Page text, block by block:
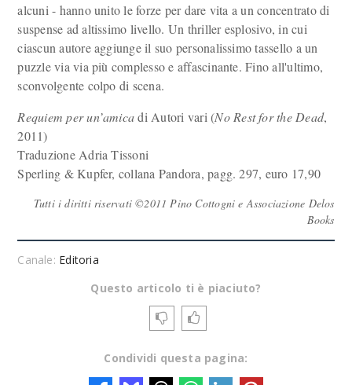
alcuni - hanno unito le forze per dare vita a un concentrato di
suspense ad altissimo livello. Un thriller esplosivo, in cui
ciascun autore aggiunge il suo personalissimo tassello a un
puzzle via via più complesso e affascinante. Fino all'ultimo,
sconvolgente colpo di scena.
Requiem per un’amicadi Autori vari (No Rest for the Dead,
2011)
Traduzione Adria Tissoni
Sperling & Kupfer, collana Pandora, pagg. 297, euro 17,90
Tutti i diritti riservati ©2011 Pino Cottogni e Associazione Delos
Books
Canale: Editoria
Questo articolo ti è piaciuto?
Condividi questa pagina: